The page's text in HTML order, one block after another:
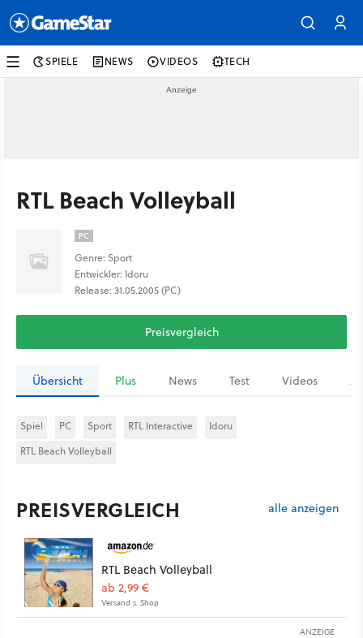
SPIELE NEWS VIDEOS TECH
RTL Beach Volleyball
PC
Genre: Sport
Entwickler: Idoru
Release: 31.05.2005 (PC)
Preisvergleich
Übersicht Plus News Test Videos
Spiel PC Sport RTL Interactive
Idoru
RTL Beach Volleyball
PREISVERGLEICH alle anzeigen
RTL Beach Volleyball
ab 2,99 €
Versand s. Shop
ANZEIGE